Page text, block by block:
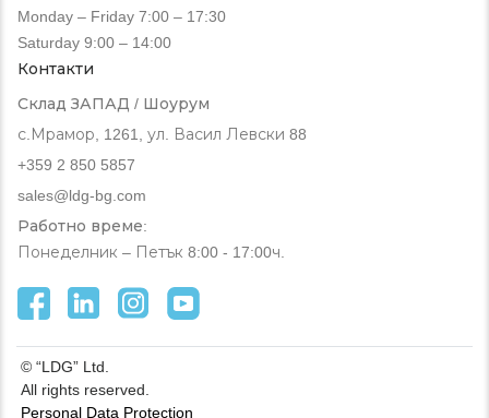
Monday – Friday 7:00 – 17:30
Saturday 9:00 – 14:00
Контакти
Склад ЗАПАД / Шоурум
с.Мрамор, 1261, ул. Васил Левски 88
+359 2 850 5857
sales@ldg-bg.com
Работно време:
Понеделник – Петък 8:00 - 17:00ч.
© “LDG” Ltd.
All rights reserved.
Personal Data Protection